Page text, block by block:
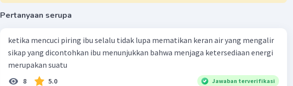
*maaf jawaban yang tepat adalah D
Pertanyaan serupa
ketika mencuci piring ibu selalu tidak lupa mematikan keran air yang mengalir
sikap yang dicontohkan ibu menunjukkan bahwa menjaga ketersediaan energi
merupakan suatu
8 5.0 Jawaban terverifikasi